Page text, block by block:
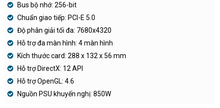
Bus bộ nhớ: 256-bit
Chuẩn giao tiếp: PCI-E 5.0
Độ phân giải tối đa: 7680x4320
Hỗ trợ đa màn hình: 4 màn hình
Kích thước card: 288 x 132 x 56 mm
Hỗ trợ DirectX: 12 API
Hỗ trợ OpenGL: 4.6
Nguồn PSU khuyến nghị: 850W